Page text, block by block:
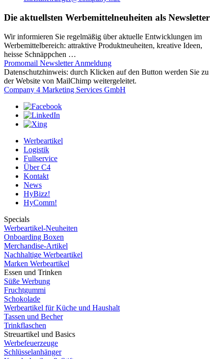
Die aktuellsten Werbemittelneuheiten als Newsletter
Wir informieren Sie regelmäßig über aktuelle Entwicklungen im
Werbemittelbereich: attraktive Produktneuheiten, kreative Ideen,
heisse Schnäppchen …
Promomail Newsletter Anmeldung
Datenschutzhinweis: durch Klicken auf den Button werden Sie zu
der Website von MailChimp weitergeleitet.
Company 4 Marketing Services GmbH
Werbeartikel
Logistik
Fullservice
Über C4
Kontakt
News
HyBizz!
HyComm!
Specials
Werbeartikel-Neuheiten
Onboarding Boxen
Merchandise-Artikel
Nachhaltige Werbeartikel
Marken Werbeartikel
Essen und Trinken
Süße Werbung
Fruchtgummi
Schokolade
Werbeartikel für Küche und Haushalt
Tassen und Becher
Trinkflaschen
Streuartikel und Basics
Werbefeuerzeuge
Schlüsselanhänger